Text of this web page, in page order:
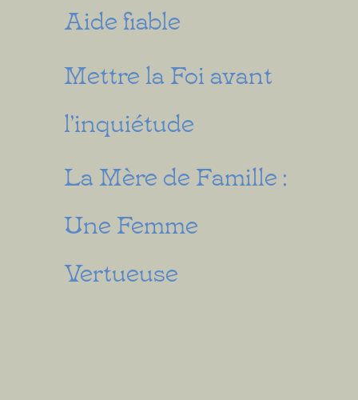
Aide fiable
Mettre la Foi avant
l’inquiétude
La Mère de Famille :
Une Femme
Vertueuse